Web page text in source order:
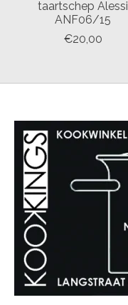
taartschep Alessi
ANF06/15
€20,00